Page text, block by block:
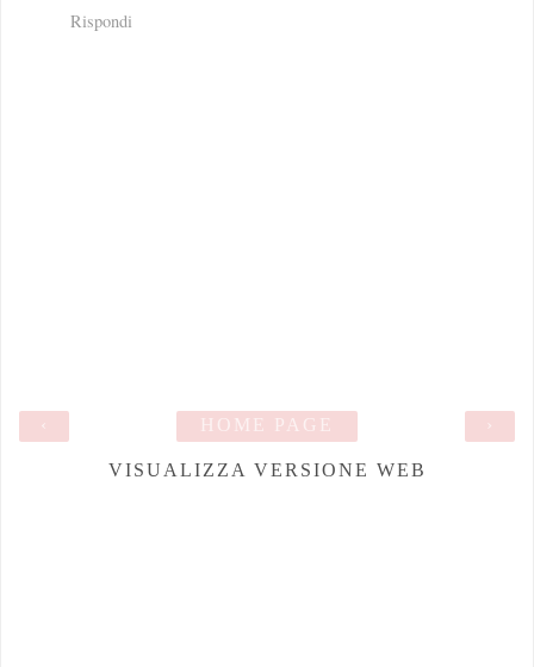
Rispondi
›
HOME PAGE
VISUALIZZA VERSIONE WEB